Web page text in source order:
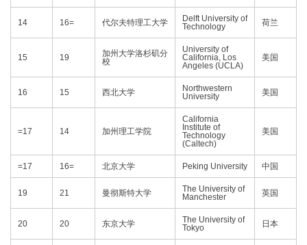
14 16= 代尔夫特理工大学
Delft University of
Technology
荷兰
15 19
加州大学洛杉矶分
校
University of
California, Los
Angeles (UCLA)
美国
16 15 西北大学
Northwestern
University
美国
=17 14 加州理工学院
California
Institute of
Technology
(Caltech)
美国
=17 16= 北京大学 Peking University 中国
19 21 曼彻斯特大学
The University of
Manchester
英国
20 20 东京大学
The University of
Tokyo
日本